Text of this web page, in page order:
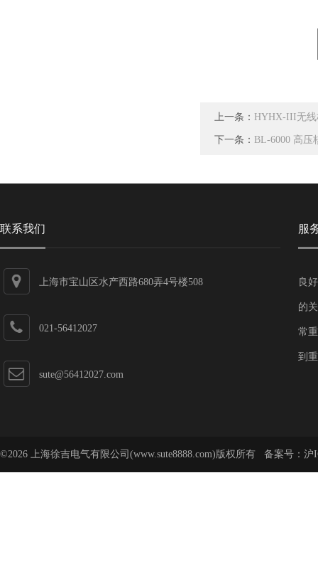
上一条： HYHX-III无线
下一条： BL-6000 高压
联系我们
上海市宝山区水产西路680弄4号楼508
021-56412027
sute@56412027.com
服
良
的
常
到
©2026 上海徐吉电气有限公司(www.sute8888.com)版权所有 备案号： 沪